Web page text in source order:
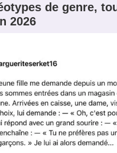
de genre,
2026